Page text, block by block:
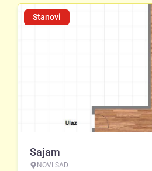
Stanovi
Sajam
NOVI SAD